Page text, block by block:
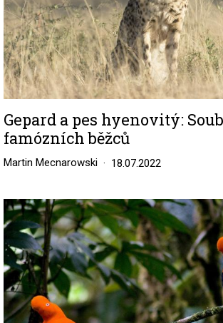
Gepard a pes hyenovitý:
famózních běžců
Martin Mecnarowski 18.07.2022
Image